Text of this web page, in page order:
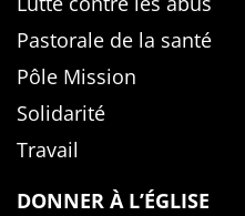
Pastorale de la santé
Pôle Mission
Solidarité
Travail
DONNER À L’ÉGLISE